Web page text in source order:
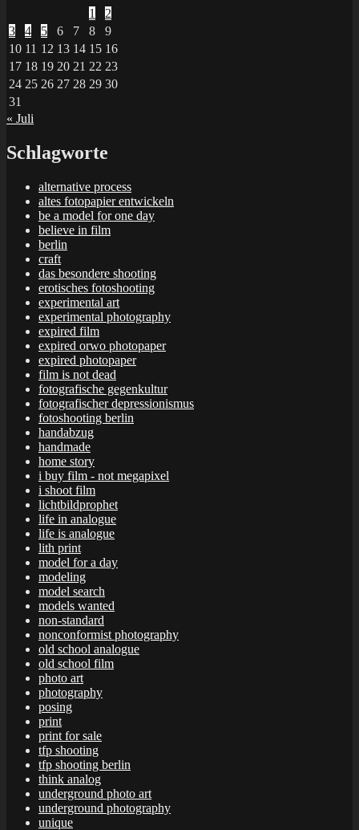
1
2
3
4 5 6 7 8
9
10 11 12 13 14 15 16
17 18 19 20 21 22 23
24 25 26 27 28 29 30
31
« Juli
Schlagworte
alternative process
altes fotopapier entwickeln
be a model for one day
believe in film
berlin
craft
das besondere shooting
erotisches fotoshooting
experimental art
experimental photography
expired film
expired orwo photopaper
expired photopaper
film is not dead
fotografische gegenkultur
fotografischer depressionismus
fotoshooting berlin
handabzug
handmade
home story
i buy film - not megapixel
i shoot film
lichtbildprophet
life in analogue
life is analogue
lith print
model for a day
modeling
model search
models wanted
non-standard
nonconformist photography
old school analogue
old school film
photo art
photography
posing
print
print for sale
tfp shooting
tfp shooting berlin
think analog
underground photo art
underground photography
unique